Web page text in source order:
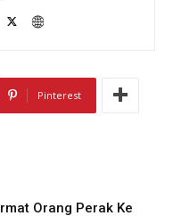
Pinterest
Orang Perak Ke